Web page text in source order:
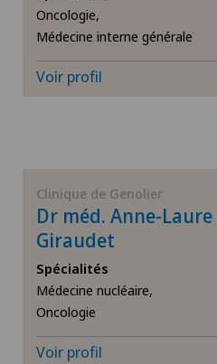
Déchirure des ligaments
Déchirure du talon d’Achille
Diabétologie
Douleurs au talon
Dysfonctionnement érectile
Oncologie,
Médecine interne générale
Voir profil
Clinique de Genolier
Dr méd. Anne-Laure
Giraudet
Spécialités
Médecine nucléaire,
Oncologie
Voir profil